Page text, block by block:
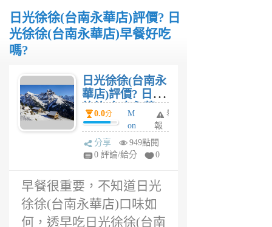
日光徐徐(台南永華店)評價? 日
光徐徐(台南永華店)早餐好吃
嗎?
日光徐徐(台南永
華店)評價? 日光
徐徐(台南永華
店)早餐好吃
嗎?
0.0分
M
on
a
6
舉
報
分享
949點閱
0 評論/給分
0
早餐很重要，不知道日光
徐徐(台南永華店)口味如
何，透早吃日光徐徐(台南